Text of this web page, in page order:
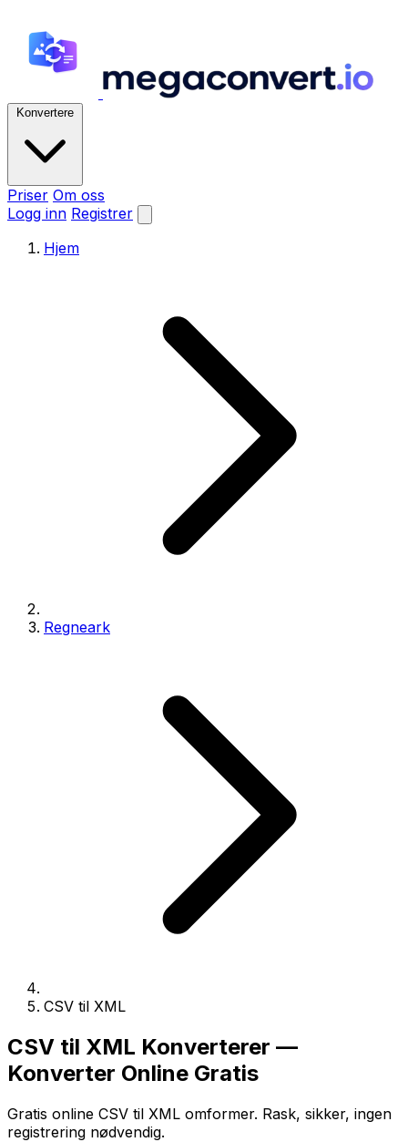
Konvertere
Priser Om oss
Logg inn Registrer
Hjem
Regneark
CSV til XML
CSV til XML Konverterer —
Konverter Online Gratis
Gratis online CSV til XML omformer. Rask, sikker, ingen
registrering nødvendig.